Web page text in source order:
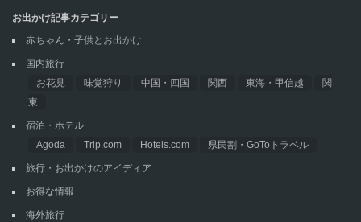
お出かけ記事カテゴリー
赤ちゃん・子供とお出かけ
国内旅行
お花見
味覚狩り 中国・四国 関西 東海・甲信越
関
東
宿泊・ホテル
Agoda
Trip.com Hotels.com 県民割・GoToトラベル
旅行・お出かけのアイディア
お得な情報
海外旅行